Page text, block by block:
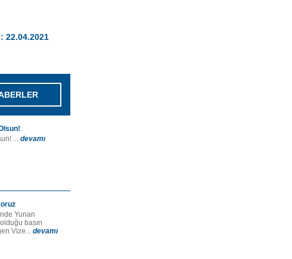
22.04.2021
... devamı
Yunan
basın
Vize... devamı